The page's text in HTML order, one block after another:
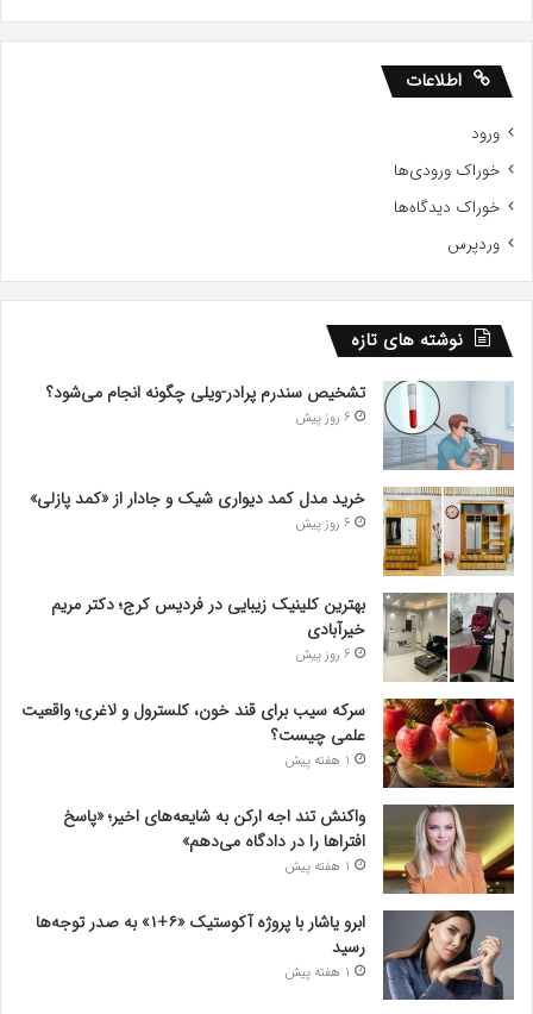
اطلاعات
ورود
خوراک ورودی‌ها
خوراک دیدگاه‌ها
وردپرس
نوشته های تازه
تشخیص سندرم پرادر-ویلی چگونه انجام می‌شود؟
6 روز پیش
خرید مدل کمد دیواری شیک و جادار از «کمد پازلی»
6 روز پیش
بهترین کلینیک زیبایی در فردیس کرج؛ دکتر مریم
خیرآبادی
6 روز پیش
سرکه سیب برای قند خون، کلسترول و لاغری؛ واقعیت
علمی چیست؟
1 هفته پیش
واکنش تند اجه ارکن به شایعه‌های اخیر؛ «پاسخ
افتراها را در دادگاه می‌دهم»
1 هفته پیش
ابرو یاشار با پروژه آکوستیک «۶+۱» به صدر توجه‌ها
رسید
1 هفته پیش